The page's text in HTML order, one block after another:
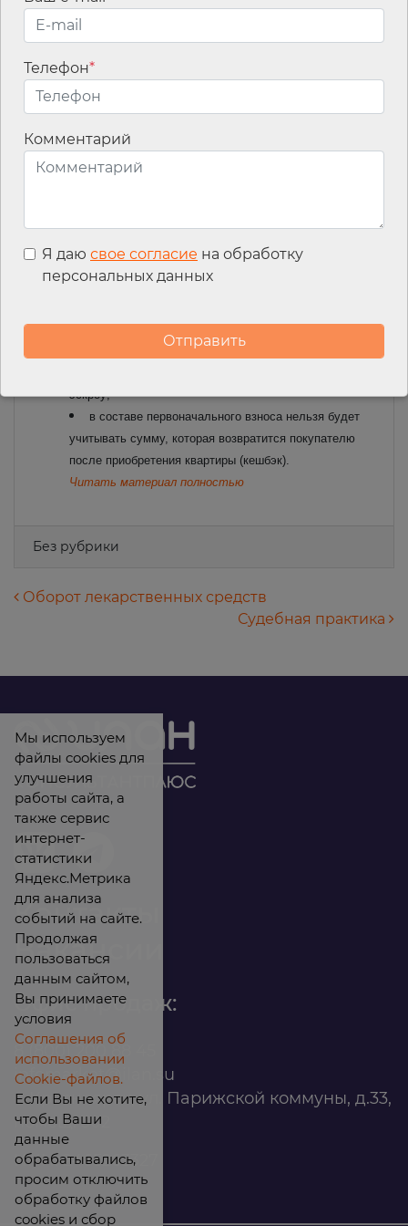
прав и законных интересов ипотечных заемщиков
С 1 января 2025 года Стандарт станет обязательным для
после этой даты.
частности:
банки будут обязаны при получении от заемщика
вознаграждения за установление пониженной
процентной ставки честно информировать его о том,
банк не вправе будет получать вознаграждение от
продавца (застройщика) за установление пониженной
увеличению цены объекта недвижимости;
запрещается длительное размещение средств
эскроу;
в составе первоначального взноса нельзя будет
учитывать сумму, которая возвратится покупателю
после приобретения квартиры (кешбэк).
Читать материал полностью
Без рубрики
Навигация по записям
Оборот лекарственных средств
Судебная практика
Контакты
Вакансии
Офис продаж:
infomarket@ilan.su
г. Красноярск, ул. Парижской коммуны, д.33,
помещ. 302
ИНН: 2465263327
Телефон*
Комментарий
Я даю свое согласие на обработку
персональных данных
Мы используем
файлы cookies для
улучшения
работы сайта, а
также сервис
интернет-
статистики
Яндекс.Метрика
для анализа
событий на сайте.
Продолжая
пользоваться
данным сайтом,
Вы принимаете
условия
Соглашения об
использовании
Cookie-файлов.
Если Вы не хотите,
чтобы Ваши
данные
обрабатывались,
просим отключить
обработку файлов
cookies и сбор